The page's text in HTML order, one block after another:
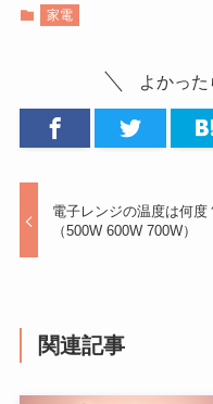
家電
よかった
電子レンジの温度は何度
（500W 600W 700W）
関連記事